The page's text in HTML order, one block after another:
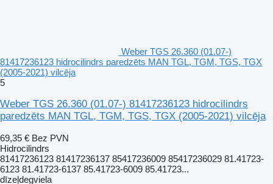
Weber TGS 26.360 (01.07-)
81417236123 hidrocilindrs paredzēts MAN TGL, TGM, TGS, TGX
(2005-2021) vilcēja
5
Weber TGS 26.360 (01.07-) 81417236123 hidrocilindrs
paredzēts MAN TGL, TGM, TGS, TGX (2005-2021) vilcēja
69,35 € Bez PVN
Hidrocilindrs
81417236123 81417236137 85417236009 85417236029 81.41723-
6123 81.41723-6137 85.41723-6009 85.41723...
dīzeļdegviela